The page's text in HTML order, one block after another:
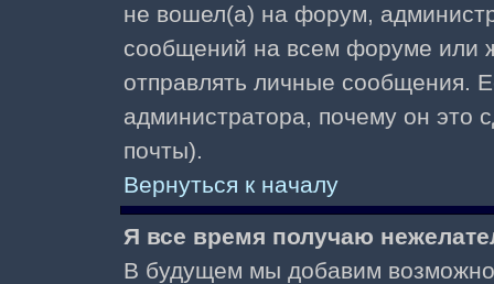
не вошел(а) на форум,
сообщений на всем форуме или
отправлять личные сообщения.
администратора, почему он это
почты).
Вернуться к началу
Я все время получаю
В будущем мы добавим